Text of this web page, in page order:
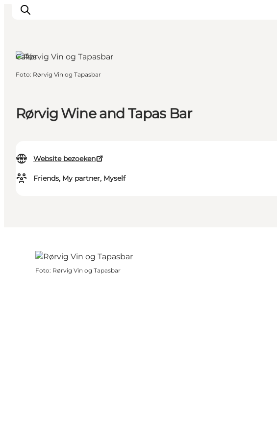
Wat te doen
Accommodaties
Rørvig Wine and Tapas Bar
Website bezoeken
Friends, My partner, Myself
Cafés
Foto: Rørvig Vin og Tapasbar
Foto: Rørvig Vin og Tapasbar